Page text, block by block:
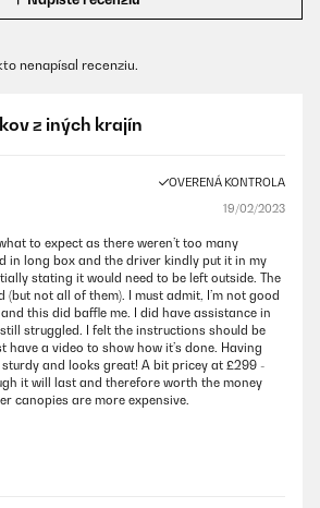
nenapísal recenziu.
z iných krajín
OVERENÁ KONTROLA
19/02/2023
to expect as there weren’t too many
in long box and the driver kindly put it in my
stating it would need to be left outside. The
(but not all of them). I must admit, I’m not good
this did baffle me. I did have assistance in
struggled. I felt the instructions should be
have a video to show how it’s done. Having
and looks great! A bit pricey at £299 -
it will last and therefore worth the money
canopies are more expensive.